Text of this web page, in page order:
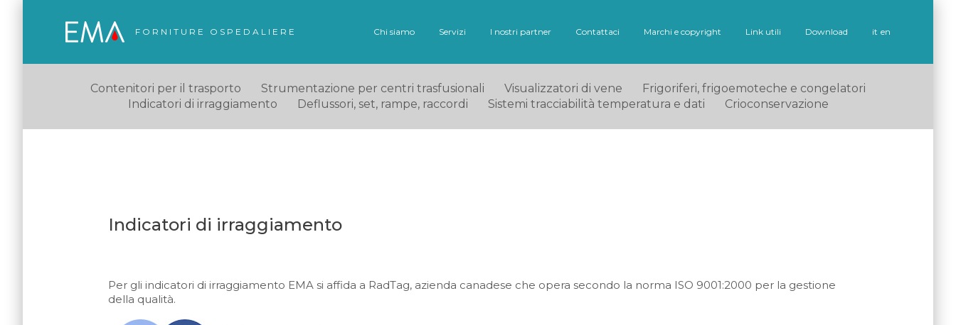
FORNITURE OSPEDALIERE Chi siamo Servizi I nostri partner Contattaci Marchi e copyright Link utili Download it en
Contenitori per il trasporto Strumentazione per centri trasfusionali Visualizzatori di vene
Frigoriferi, frigoemoteche e congelatori
Indicatori di irraggiamento
Deflussori, set, rampe, raccordi Sistemi tracciabilità temperatura e dati Crioconservazione
Indicatori di irraggiamento
Per gli indicatori di irraggiamento EMA si affida a RadTag, azienda canadese che opera secondo la norma ISO 9001:2000 per la gestione
della qualità.